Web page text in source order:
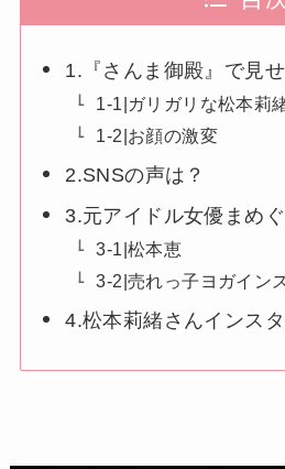
1.『さんま御殿』で見
1-1|ガリガリな松本莉
1-2|お顔の激変
2.SNSの声は？
3.元アイドル女優まめぐ
3-1|松本恵
3-2|売れっ子ヨガイン
4.松本莉緒さんインス